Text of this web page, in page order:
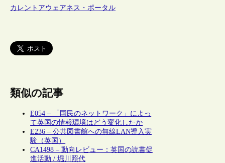
カレントアウェアネス・ポータル
類似の記事
E054 – 「国民のネットワーク」によっ
て英国の情報環境はどう変化したか
E236 – 公共図書館への無線LAN導入実
験（英国）
CA1498 – 動向レビュー：英国の読書促
進活動 / 堀川照代